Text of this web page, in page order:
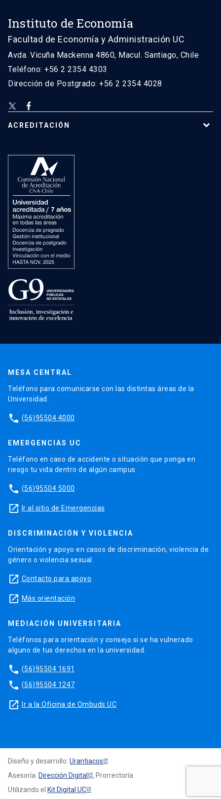
Instituto de Economía
Facultad de Economía y Administración UC
Avda. Vicuña Mackenna 4860, Macul. Santiago, Chile
Teléfono: +56 2 2354 4303
Dirección de Postgrado: +56 2 2354 4028
ACREDITACIÓN
MESA CENTRAL
Teléfono para comunicarse con las distintas áreas de la
Universidad.
phone (56)95504 4000
EMERGENCIAS UC
Teléfono en caso de accidente o situación que ponga en
riesgo tu vida dentro de algún campus.
phone (56)95504 5000
launch Ir al sitio de Emergencias
DISCRIMINACIÓN Y VIOLENCIA
Orientación y apoyo en casos de discriminación, violencia de
género o violencia sexual.
launch Contacto para apoyo
launch Más orientación
MEDIACIÓN UNIVERSITARIA
Teléfonos para orientación y consejo si se ha vulnerado
alguno de tus derechos en la universidad.
phone (56)95504 1691
phone (56)95504 1247
launch Ir a la Oficina de Ombuds UC
Diseño y desarrollo: Urantiacos
Asesoría: Dirección Digital
, Prorrectoría
Utilizando el Kit Digital UC